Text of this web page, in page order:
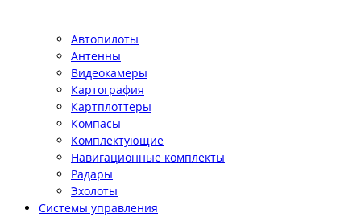
Автопилоты
Антенны
Видеокамеры
Картография
Картплоттеры
Компасы
Комплектующие
Навигационные комплекты
Радары
Эхолоты
Системы управления